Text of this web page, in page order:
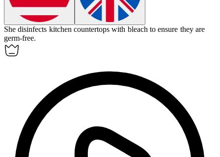
Shedisinfects kitchen countertops with bleach to ensure they are
germ-free.